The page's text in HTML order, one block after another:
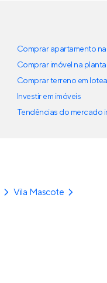
Comprar apartamento
Comprar imóvel na planta
Comprar terreno em
Investir em imóveis
Tendências do mercado
Vila Mascote